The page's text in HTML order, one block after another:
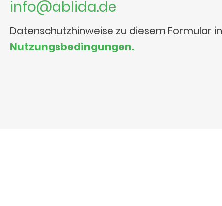
info@ablida.de
Datenschutzhinweise zu diesem Formular
Nutzungsbedingungen.